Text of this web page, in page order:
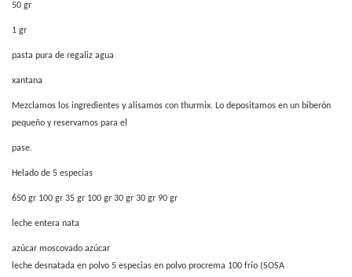
50 gr
1 gr
pasta pura de regaliz agua
xantana
Mezclamos los ingredientes y alisamos con thurmix. Lo depositamos en un biberón
pequeño y reservamos para el
pase.
Helado de 5 especias
650 gr 100 gr 35 gr 100 gr 30 gr 30 gr 90 gr
leche entera nata
azúcar moscovado azúcar
leche desnatada en polvo 5 especias en polvo procrema 100 frío (SOSA